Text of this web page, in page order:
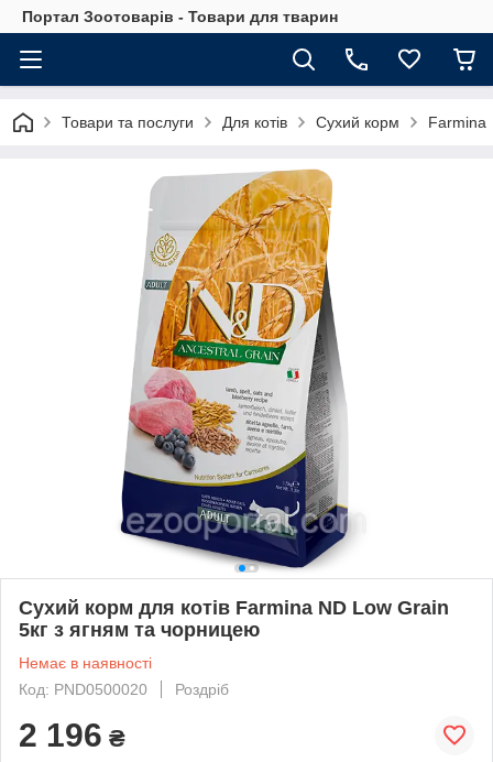
Портал Зоотоварів - Товари для тварин
Товари та послуги Для котів Сухий корм Farmina
Сухий корм для котів Farmina ND Low Grain
5кг з ягням та чорницею
Немає в наявності
Код: PND0500020
Роздріб
2 196 ₴